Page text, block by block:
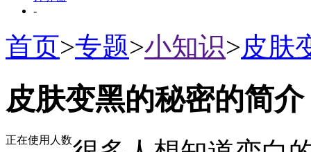
-
首页>专题>小知识>皮肤
皮肤变黑的秘密的简介
正在使用人数